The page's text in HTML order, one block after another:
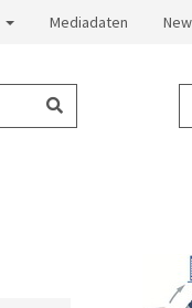
Mediadaten